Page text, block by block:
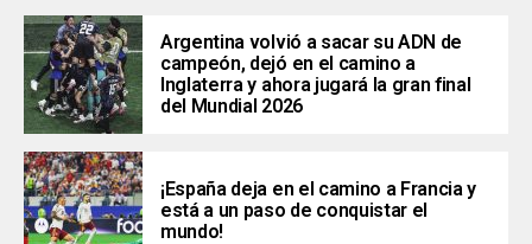
Argentina volvió a sacar su ADN de
campeón, dejó en el camino a
Inglaterra y ahora jugará la gran final
del Mundial 2026
¡España deja en el camino a Francia y
está a un paso de conquistar el
mundo!